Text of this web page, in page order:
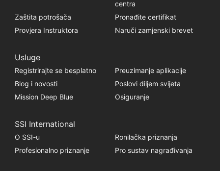
centra
Zaštita potrošača
Pronađite certifikat
Provjera Instruktora
Naruči zamjenski brevet
Usluge
Registrirajte se besplatno
Preuzimanje aplikacije
Blog i novosti
Poslovi diljem svijeta
Mission Deep Blue
Osiguranje
SSI International
O SSI-u
Ronilačka priznanja
Profesionalno priznanje
Pro sustav nagrađivanja